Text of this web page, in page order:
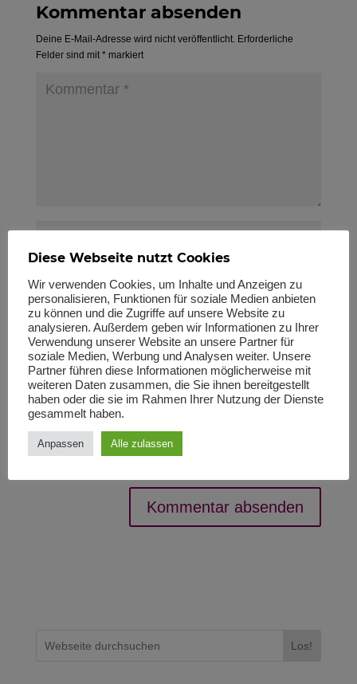
Kommentar absenden
Deine E-Mail-Adresse wird nicht veröffentlicht. Erforderliche
Felder sind mit*markiert
Name, E-Mail-Adresse und Website in diesem Browser für
meinen nächsten Kommentar speichern.
Bitte gib eine Antwort in Ziffern ein:
4 × eins =
Los!
Diese Webseite nutzt Cookies
Wir verwenden Cookies, um Inhalte und Anzeigen zu
personalisieren, Funktionen für soziale Medien anbieten
zu können und die Zugriffe auf unsere Website zu
analysieren. Außerdem geben wir Informationen zu Ihrer
Verwendung unserer Website an unsere Partner für
soziale Medien, Werbung und Analysen weiter. Unsere
Partner führen diese Informationen möglicherweise mit
weiteren Daten zusammen, die Sie ihnen bereitgestellt
haben oder die sie im Rahmen Ihrer Nutzung der Dienste
gesammelt haben.
Anpassen Alle zulassen